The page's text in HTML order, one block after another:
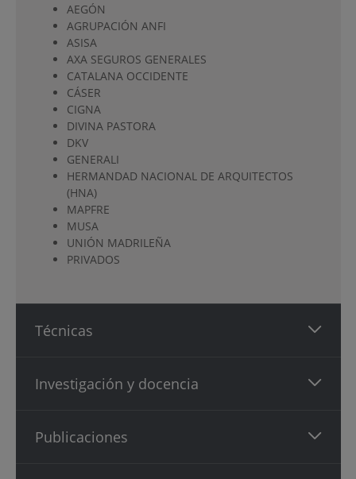
AEGÓN
AGRUPACIÓN ANFI
ASISA
AXA SEGUROS GENERALES
CATALANA OCCIDENTE
CÁSER
CIGNA
DIVINA PASTORA
DKV
GENERALI
HERMANDAD NACIONAL DE ARQUITECTOS
(HNA)
MAPFRE
MUSA
UNIÓN MADRILEÑA
PRIVADOS
Técnicas
Investigación y docencia
Publicaciones